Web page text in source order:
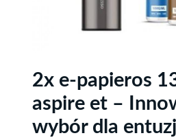
2x e-papieros
aspire et –
wybór dla